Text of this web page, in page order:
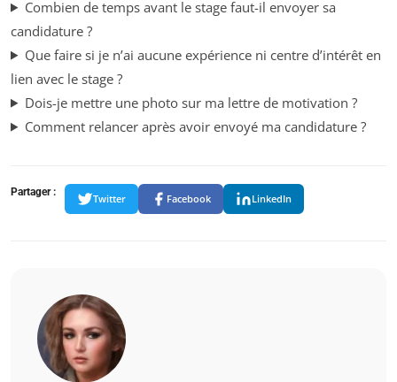
Combien de temps avant le stage faut-il envoyer sa
candidature ?
Que faire si je n’ai aucune expérience ni centre d’intérêt en
lien avec le stage ?
Dois-je mettre une photo sur ma lettre de motivation ?
Comment relancer après avoir envoyé ma candidature ?
Partager :
Twitter Facebook LinkedIn